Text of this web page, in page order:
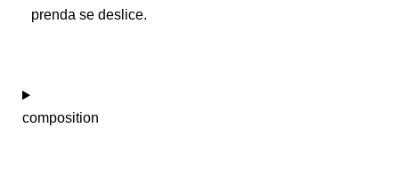
prenda se deslice.
composition